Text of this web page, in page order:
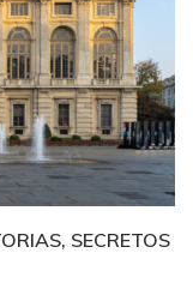
SECRETOS